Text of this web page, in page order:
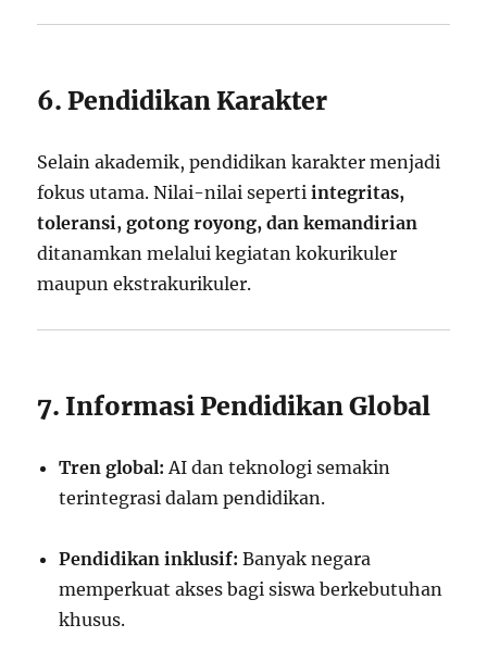
6. Pendidikan Karakter
Selain akademik, pendidikan karakter menjadi
fokus utama. Nilai-nilai sepertiintegritas,
toleransi, gotong royong, dan kemandirian
ditanamkan melalui kegiatan kokurikuler
maupun ekstrakurikuler.
7. Informasi Pendidikan Global
Tren global: AI dan teknologi semakin
terintegrasi dalam pendidikan.
Pendidikan inklusif: Banyak negara
memperkuat akses bagi siswa berkebutuhan
khusus.